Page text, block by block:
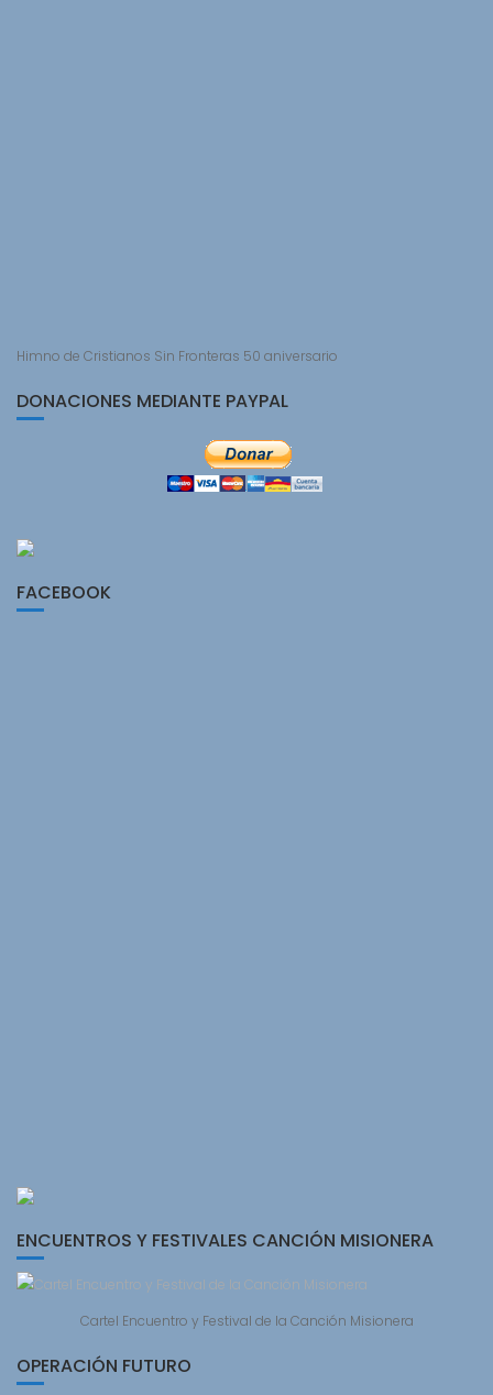
Himno de Cristianos Sin Fronteras 50 aniversario
DONACIONES MEDIANTE PAYPAL
FACEBOOK
ENCUENTROS Y FESTIVALES CANCIÓN MISIONERA
Cartel Encuentro y Festival de la Canción Misionera
OPERACIÓN FUTURO